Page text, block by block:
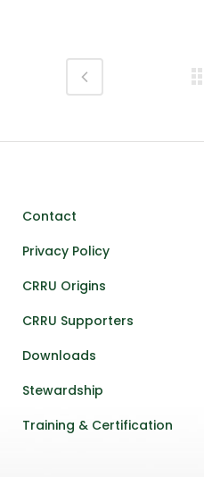
Contact
Privacy Policy
CRRU Origins
CRRU Supporters
Downloads
Stewardship
Training & Certification